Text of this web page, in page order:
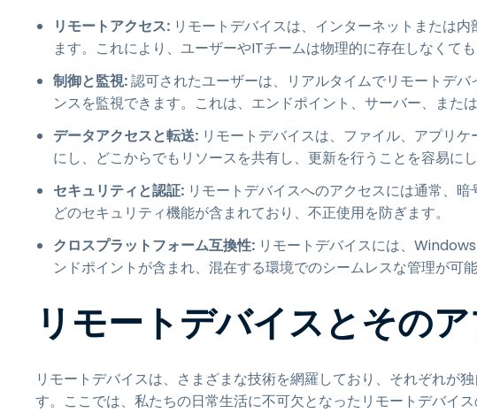
リモートアクセス: リモートデバイスは、インターネットまたは
ます。これにより、ユーザーやITチームは物理的に存在しなくて
制御と監視:認可されたユーザーは、リアルタイムでリモートデ
ンスを監視できます。これは、エンドポイント、サーバー、また
データアクセスと転送: リモートデバイスは、ファイル、アプリ
にし、どこからでもリソースを共有し、更新を行うことを容易にし
セキュリティと認証: リモートデバイスへのアクセスには通常、
どのセキュリティ機能が含まれており、不正使用を防ぎます。
クロスプラットフォーム互換性: リモートデバイスには、
ンドポイントが含まれ、混在する環境でのシームレスな管理が可能
リモートデバイスとその
リモートデバイスは、さまざまな技術を網羅しており、それぞれが
す。ここでは、私たちの日常生活に不可欠となったリモートデバイ